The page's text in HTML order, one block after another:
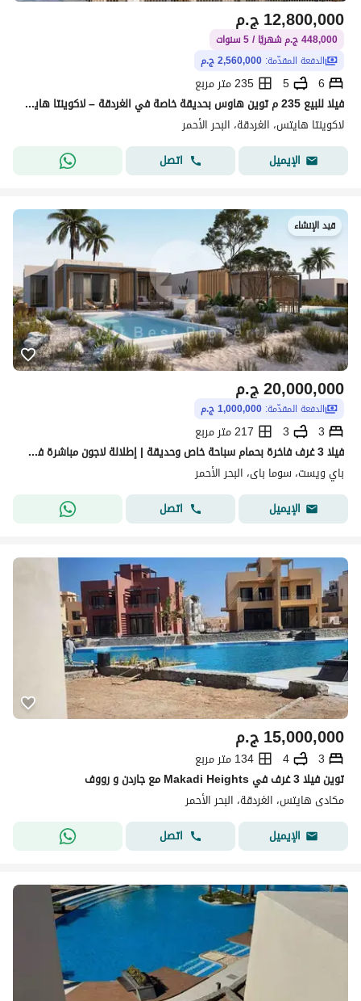
ج.م12,800,000
448,000 ج.م شهريًا / 5 سنوات
الدفعة المقدّمة: 2,560,000 ج.م
6
5
235 متر مربع
فيلا للبيع 235 م توين هاوس بحديقة خاصة في الغردقة – لاكوينتا هايتس - موقع مميز
لاكوينتا هايتس، الغردقة، البحر الأحمر
الإيميل
اتصل
قيد الإنشاء
ج.م20,000,000
الدفعة المقدّمة: 1,000,000 ج.م
3
3
217 متر مربع
فيلا 3 غرف فاخرة بحمام سباحة خاص وحديقة | إطلالة لاجون مباشرة في سوما باي | تقسيط حتى 8 سنوات
باي ويست، سوما باى، البحر الأحمر
الإيميل
اتصل
ج.م15,000,000
3
4
134 متر مربع
توين فيلا 3 غرف في Makadi Heights مع جاردن و رووف
مكادى هايتس، الغردقة، البحر الأحمر
الإيميل
اتصل